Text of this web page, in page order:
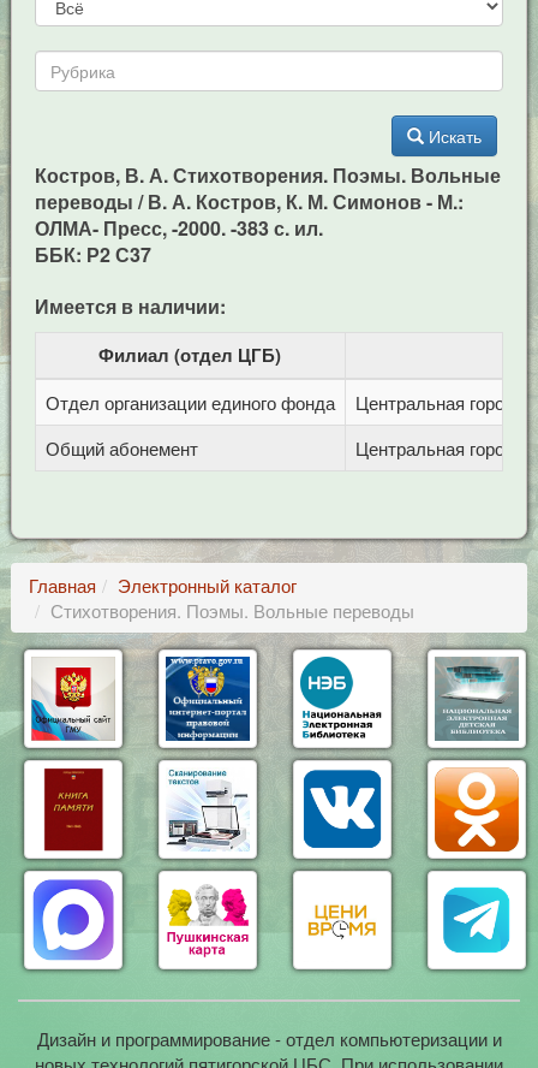
Искать
Костров, В. А. Стихотворения. Поэмы. Вольные
переводы / В. А. Костров, К. М. Симонов - М.:
ОЛМА- Пресс, -2000. -383 с. ил.
ББК: Р2 С37
Имеется в наличии:
Филиал (отдел ЦГБ)
Отдел организации единого фонда
Центральная
Общий абонемент
Центральная
Главная
Электронный каталог
Стихотворения. Поэмы. Вольные переводы
Дизайн и программирование - отдел компьютеризации и